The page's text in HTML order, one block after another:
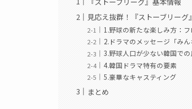
見応え抜群！『ストーブリーグ
1.野球の新たな楽しみ方：
2.ドラマのメッセージ「みん
3.野球人口が少ない韓国での
4.韓国ドラマ特有の要素
5.豪華なキャスティング
まとめ